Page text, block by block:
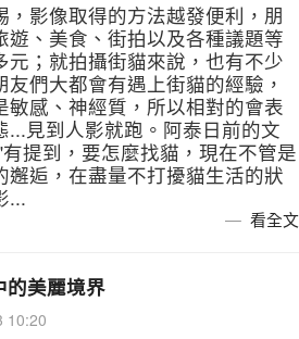
，影像取得的方法越發便利，朋
遊、美食、街拍以及各種議題等
元；就拍攝街貓來說，也有不少
們大都會有遇上街貓的經驗，
敏感、神經質，所以相對的會表
...見到人影就跑。阿泰日前的文
提到，要怎麼找貓，現在不管是
邂逅，在盡量不打擾貓生活的狀
...
看全文
的美麗境界
10:20